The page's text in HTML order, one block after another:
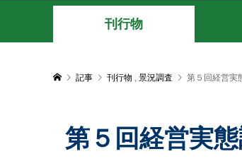
刊行物
記事 刊行物 , 景況調査 第５回経営実
第５回経営実